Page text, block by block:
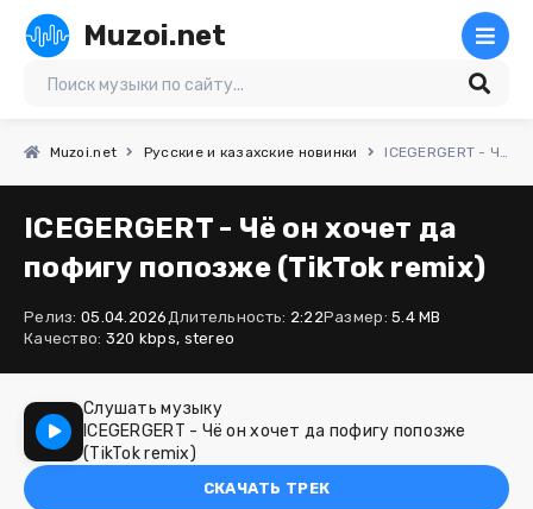
Muzoi.net
Muzoi.net Русские и казахские новинки ICEGERGERT - Чё он хочет да пофигу попозже (TikTok remix)
ICEGERGERT - Чё он хочет да
пофигу попозже (TikTok remix)
Релиз: 05.04.2026Длительность: 2:22Размер: 5.4 MB
Качество: 320 kbps, stereo
Слушать музыку
ICEGERGERT - Чё он хочет да пофигу попозже
(TikTok remix)
СКАЧАТЬ ТРЕК